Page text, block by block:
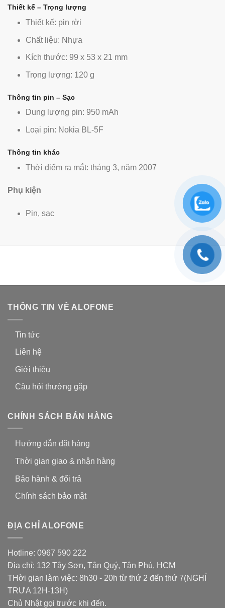
Thiết kế – Trọng lượng
Thiết kế: pin rời
Chất liệu: Nhựa
Kích thước: 99 x 53 x 21 mm
Trọng lượng: 120 g
Thông tin pin – Sạc
Dung lượng pin: 950 mAh
Loại pin: Nokia BL-5F
Thông tin khác
Thời điểm ra mắt: tháng 3, năm 2007
Phụ kiện
Pin, sạc
THÔNG TIN VỀ ALOFONE
Tin tức
Liên hệ
Giới thiệu
Câu hỏi thường gặp
CHÍNH SÁCH BÁN HÀNG
Hướng dẫn đặt hàng
Thời gian giao & nhận hàng
Bảo hành & đổi trả
Chính sách bảo mật
ĐỊA CHỈ ALOFONE
Hotline: 0967 590 222
Địa chỉ: 132 Tây Sơn, Tân Quý, Tân Phú, HCM
THời gian làm việc: 8h30 - 20h từ thứ 2 đến thứ 7(NGHỈ
TRƯA 12H-13H)
Chủ Nhật gọi trước khi đến.